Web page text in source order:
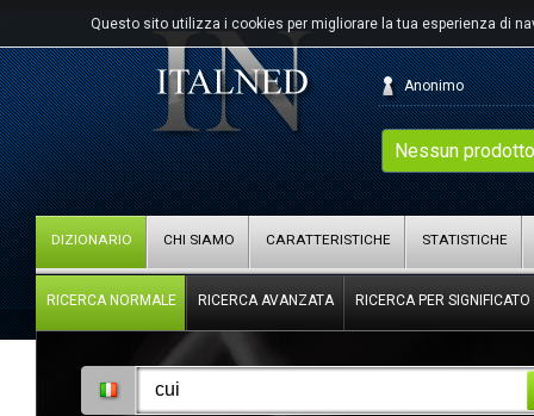
Questo sito utilizza i cookies per migliorare la tua esperienza di
Nessun
Anonimo
DIZIONARIO CHI SIAMO CARATTERISTICHE STATISTICHE
RICERCA NORMALE RICERCA AVANZATA RICERCA PER SIGNIFICATO